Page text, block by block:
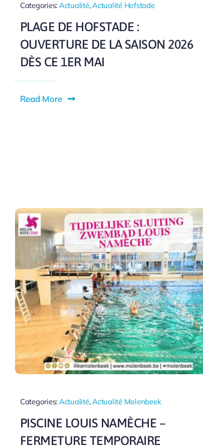
Categories: Actualité,Actualité Hofstade
PLAGE DE HOFSTADE :
OUVERTURE DE LA SAISON 2026
DÈS CE 1ER MAI
Read More
Categories: Actualité,Actualité Molenbeek
PISCINE LOUIS NAMÈCHE –
FERMETURE TEMPORAIRE